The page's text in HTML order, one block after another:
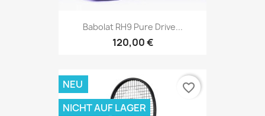
Babolat RH9 Pure Drive...
120,00 €
NEU
NICHT AUF LAGER
favorite_border